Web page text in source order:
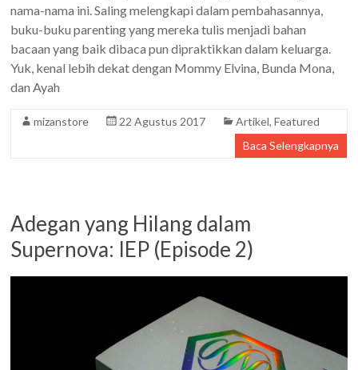
nama-nama ini. Saling melengkapi dalam pembahasannya,
buku-buku parenting yang mereka tulis menjadi bahan
bacaan yang baik dibaca pun dipraktikkan dalam keluarga.
Yuk, kenal lebih dekat dengan Mommy Elvina, Bunda Mona,
dan Ayah
mizanstore 22 Agustus 2017 Artikel,Featured
Baca Selengkapnya
Adegan yang Hilang dalam
Supernova: IEP (Episode 2)